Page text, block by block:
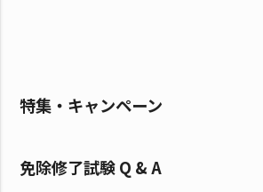
特集・キャンペーン
免除修了試験 Q & A